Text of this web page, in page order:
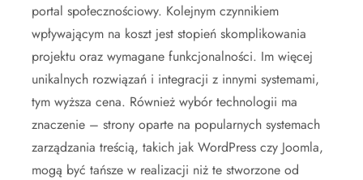
portal społecznościowy. Kolejnym czynnikiem
wpływającym na koszt jest stopień skomplikowania
projektu oraz wymagane funkcjonalności. Im więcej
unikalnych rozwiązań i integracji z innymi systemami,
tym wyższa cena. Również wybór technologii ma
znaczenie – strony oparte na popularnych systemach
zarządzania treścią, takich jak WordPress czy Joomla,
mogą być tańsze w realizacji niż te stworzone od